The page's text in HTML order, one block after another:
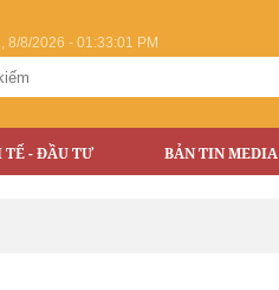
8/8/2026 - 01:33:01 PM
TẾ - ĐẦU TƯ BẢN TIN MEDIA